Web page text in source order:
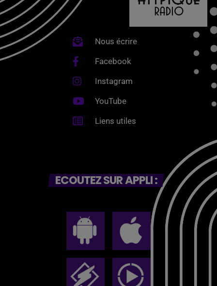
Nous écrire
Facebook
Instagram
YouTube
Liens utiles
ECOUTEZ SUR APPLI :